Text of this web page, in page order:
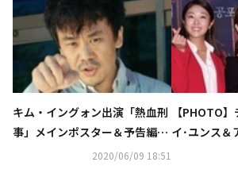
出席
キム・イングォン出演「熱血刑
事」メインポスター＆予告編を
公開…コミカルな相性に期待高
2020/06/09 18:51
【PHOTO
イ･ユンス＆
映画「廃校